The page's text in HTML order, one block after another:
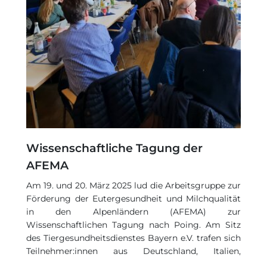
Wissenschaftliche Tagung der
AFEMA
Am 19. und 20. März 2025 lud die Arbeitsgruppe zur
Förderung der Eutergesundheit und Milchqualität
in den Alpenländern (AFEMA) zur
Wissenschaftlichen Tagung nach Poing. Am Sitz
des Tiergesundheitsdienstes Bayern e.V. trafen sich
Teilnehmer:innen aus Deutschland, Italien,